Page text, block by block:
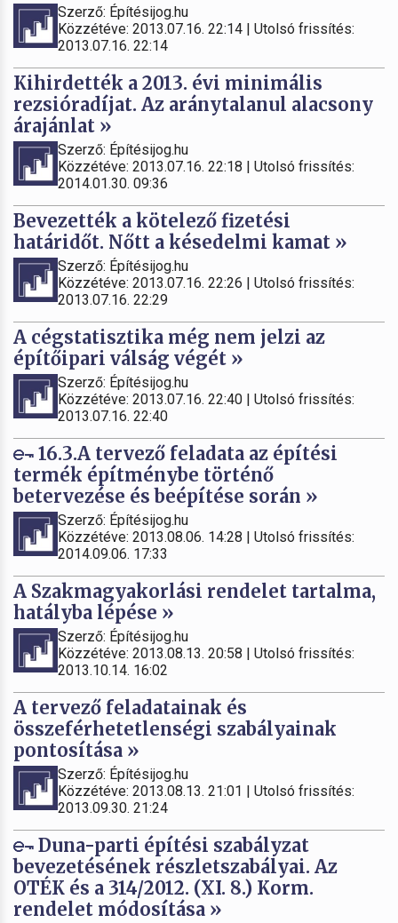
Szerző: Építésijog.hu
Közzétéve: 2013.07.16. 22:14 | Utolsó frissítés:
2013.07.16. 22:14
Kihirdették a 2013. évi minimális
rezsióradíjat. Az aránytalanul alacsony
árajánlat »
Szerző: Építésijog.hu
Közzétéve: 2013.07.16. 22:18 | Utolsó frissítés:
2014.01.30. 09:36
Bevezették a kötelező fizetési
határidőt. Nőtt a késedelmi kamat »
Szerző: Építésijog.hu
Közzétéve: 2013.07.16. 22:26 | Utolsó frissítés:
2013.07.16. 22:29
A cégstatisztika még nem jelzi az
építőipari válság végét »
Szerző: Építésijog.hu
Közzétéve: 2013.07.16. 22:40 | Utolsó frissítés:
2013.07.16. 22:40
16.3.A tervező feladata az építési
termék építménybe történő
betervezése és beépítése során »
Szerző: Építésijog.hu
Közzétéve: 2013.08.06. 14:28 | Utolsó frissítés:
2014.09.06. 17:33
A Szakmagyakorlási rendelet tartalma,
hatályba lépése »
Szerző: Építésijog.hu
Közzétéve: 2013.08.13. 20:58 | Utolsó frissítés:
2013.10.14. 16:02
A tervező feladatainak és
összeférhetetlenségi szabályainak
pontosítása »
Szerző: Építésijog.hu
Közzétéve: 2013.08.13. 21:01 | Utolsó frissítés:
2013.09.30. 21:24
Duna-parti építési szabályzat
bevezetésének részletszabályai. Az
OTÉK és a 314/2012. (XI. 8.) Korm.
rendelet módosítása »